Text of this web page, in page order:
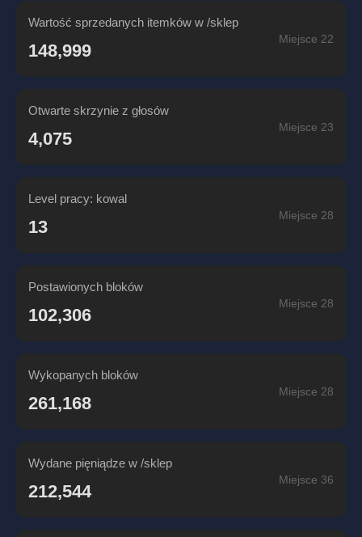
Wartość sprzedanych itemków w /sklep
148,999
Miejsce 22
Otwarte skrzynie z głosów
4,075
Miejsce 23
Level pracy: kowal
13
Miejsce 28
Postawionych bloków
102,306
Miejsce 28
Wykopanych bloków
261,168
Miejsce 28
Wydane pięniądze w /sklep
212,544
Miejsce 36